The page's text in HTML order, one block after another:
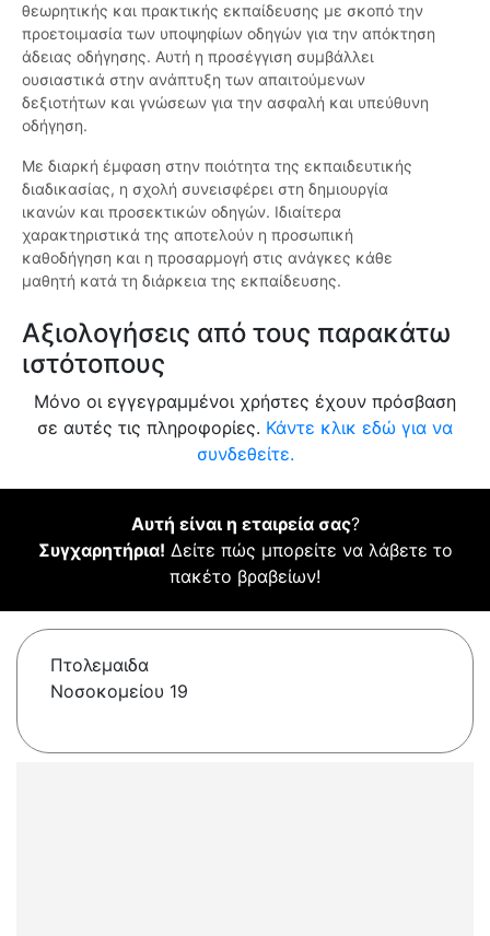
θεωρητικής και πρακτικής εκπαίδευσης με σκοπό την
προετοιμασία των υποψηφίων οδηγών για την απόκτηση
άδειας οδήγησης. Αυτή η προσέγγιση συμβάλλει
ουσιαστικά στην ανάπτυξη των απαιτούμενων
δεξιοτήτων και γνώσεων για την ασφαλή και υπεύθυνη
οδήγηση.
Με διαρκή έμφαση στην ποιότητα της εκπαιδευτικής
διαδικασίας, η σχολή συνεισφέρει στη δημιουργία
ικανών και προσεκτικών οδηγών. Ιδιαίτερα
χαρακτηριστικά της αποτελούν η προσωπική
καθοδήγηση και η προσαρμογή στις ανάγκες κάθε
μαθητή κατά τη διάρκεια της εκπαίδευσης.
Αξιολογήσεις από τους παρακάτω
ιστότοπους
Μόνο οι εγγεγραμμένοι χρήστες έχουν πρόσβαση
σε αυτές τις πληροφορίες. Κάντε κλικ εδώ για να
συνδεθείτε.
Αυτή είναι η εταιρεία σας?
Συγχαρητήρια! Δείτε πώς μπορείτε να λάβετε το
πακέτο βραβείων!
Πτολεμαιδα
Νοσοκομείου 19